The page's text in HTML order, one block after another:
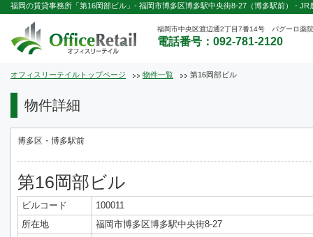
福岡の賃貸事務所「第16岡部ビル」- 福岡市博多区博多駅中央街8-27（博多駅前） - JR
福岡市中央区渡辺通2丁目7番14号 パグーロ薬
電話番号：092-781-2120
オフィスリーテイルトップページ 物件一覧 第16岡部ビル
物件詳細
博多区・博多駅前
第16岡部ビル
ビルコード
100011
所在地
福岡市博多区博多駅中央街8-27